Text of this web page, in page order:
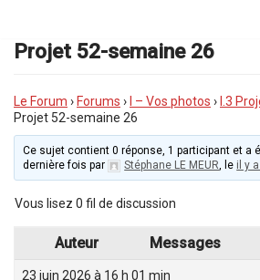
au
contenu
Projet 52-semaine 26
Le Forum › Forums › I – Vos photos › I.3
Projet 52-semaine 26
Ce sujet contient 0 réponse, 1 participant et a
dernière fois par
Stéphane LE MEUR, le il y
Vous lisez 0 fil de discussion
Auteur Messages
23 juin 2026 à 16 h 01 min